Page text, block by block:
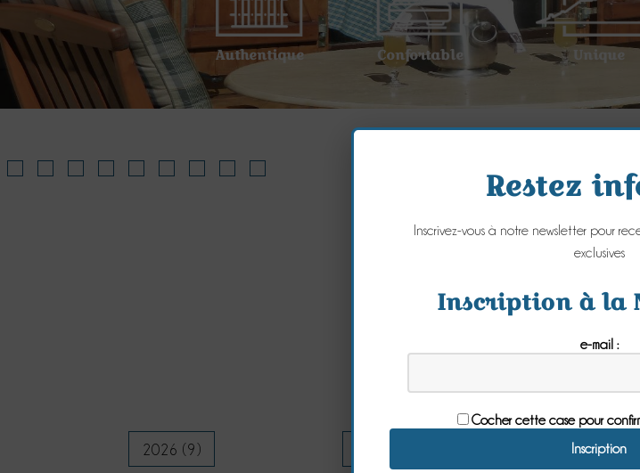
Authentique Confortable Unique
2026 (9) 2024 (5)
Restez
Inscrivez-vous à notre newsletter pour
exclusives
Inscription à la
e-mail :
Cocher cette case pour